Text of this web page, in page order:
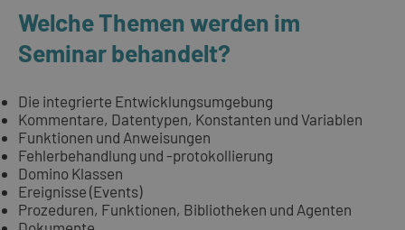
Welche Themen werden im
Seminar behandelt?
Die integrierte Entwicklungsumgebung
Kommentare, Datentypen, Konstanten und Variablen
Funktionen und Anweisungen
Fehlerbehandlung und -protokollierung
Domino Klassen
Ereignisse (Events)
Prozeduren, Funktionen, Bibliotheken und Agenten